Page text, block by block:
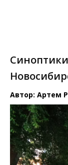
Автор: Артем